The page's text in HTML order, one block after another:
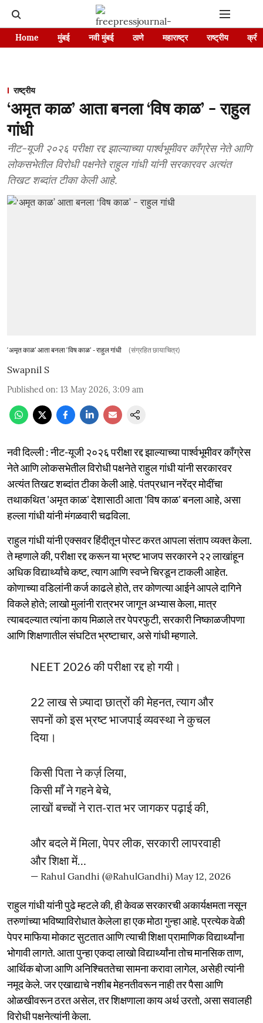
Home मुंबई नवी मुंबई ठाणे महाराष्ट्र राष्ट्रीय
राष्ट्रीय
‘अमृत काळ’ आता बनला ‘विष काळ’ - राहुल
गांधी
नीट-यूजी २०२६ परीक्षा रद्द झाल्याच्या पार्श्वभूमीवर काँग्रेस नेते आणि
लोकसभेतील विरोधी पक्षनेते राहुल गांधी यांनी सरकारवर अत्यंत
तिखट शब्दांत टीका केली आहे.
‘अमृत काळ’ आता बनला ‘विष काळ’ - राहुल गांधी (संग्रहित छायाचित्र)
Swapnil S
Published on: 13 May 2026, 3:09 am
नवी दिल्ली : नीट-यूजी २०२६ परीक्षा रद्द झाल्याच्या पार्श्वभूमीवर काँग्रेस
नेते आणि लोकसभेतील विरोधी पक्षनेते राहुल गांधी यांनी सरकारवर
अत्यंत तिखट शब्दांत टीका केली आहे. पंतप्रधान नरेंद्र मोदींचा
तथाकथित 'अमृत काळ' देशासाठी आता 'विष काळ' बनला आहे, असा
हल्ला गांधी यांनी मंगळवारी चढविला.
राहुल गांधी यांनी एक्सवर हिंदीतून पोस्ट करत आपला संताप व्यक्त केला.
ते म्हणाले की, परीक्षा रद्द करून या भ्रष्ट भाजप सरकारने २२ लाखांहून
अधिक विद्यार्थ्यांचे कष्ट, त्याग आणि स्वप्ने चिरडून टाकली आहेत.
कोणाच्या वडिलांनी कर्ज काढले होते, तर कोणत्या आईने आपले दागिने
विकले होते; लाखो मुलांनी रात्रभर जागून अभ्यास केला, मात्र
त्याबदल्यात त्यांना काय मिळाले तर पेपरफुटी, सरकारी निष्काळजीपणा
आणि शिक्षणातील संघटित भ्रष्टाचार, असे गांधी म्हणाले.
NEET 2026 की परीक्षा रद्द हो गयी।
22 लाख से ज़्यादा छात्रों की मेहनत, त्याग और
सपनों को इस भ्रष्ट भाजपाई व्यवस्था ने कुचल
दिया।
किसी पिता ने कर्ज़ लिया,
किसी माँ ने गहने बेचे,
लाखों बच्चों ने रात-रात भर जागकर पढ़ाई की,
और बदले में मिला, पेपर लीक, सरकारी लापरवाही
और शिक्षा में…
— Rahul Gandhi (@RahulGandhi) May 12, 2026
राहुल गांधी यांनी पुढे म्हटले की, ही केवळ सरकारची अकार्यक्षमता नसून
तरुणांच्या भविष्याविरोधात केलेला हा एक मोठा गुन्हा आहे. प्रत्येक वेळी
पेपर माफिया मोकाट सुटतात आणि त्याची शिक्षा प्रामाणिक विद्यार्थ्यांना
भोगावी लागते. आता पुन्हा एकदा लाखो विद्यार्थ्यांना तोच मानसिक ताण,
आर्थिक बोजा आणि अनिश्चिततेचा सामना करावा लागेल, असेही त्यांनी
नमूद केले. जर एखाद्याचे नशीब मेहनतीवरून नाही तर पैसा आणि
ओळखीवरून ठरत असेल, तर शिक्षणाला काय अर्थ उरतो, असा सवालही
विरोधी पक्षनेत्यांनी केला.